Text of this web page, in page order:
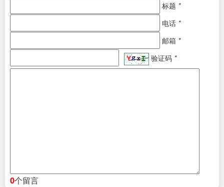
标题 *
电话 *
邮箱 *
验证码 *
0个留言